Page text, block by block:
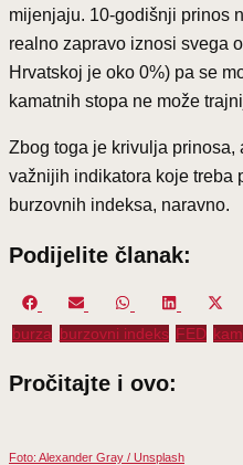
mijenjaju. 10-godišnji prinos
realno zapravo iznosi svega
Hrvatskoj je oko 0%) pa se
kamatnih stopa ne može
Zbog toga je krivulja prinosa,
važnijih indikatora koje treba
burzovnih indeksa, naravno.
Podijelite članak:
Share
on
Share
on
Share
on
Share
on
on
burza burzovni indeks FED
Pročitajte i ovo:
Foto: Alexander Gray / Unsplash